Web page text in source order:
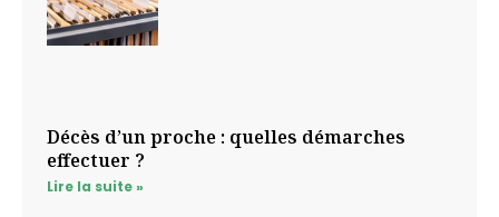
Décès d’un proche : quelles démarches
effectuer ?
Lire la suite »